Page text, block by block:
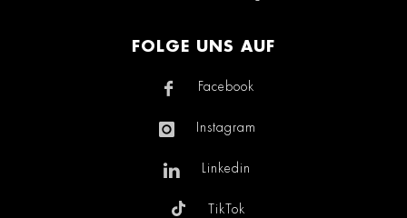
FOLGE UNS AUF
Facebook
Instagram
Linkedin
TikTok